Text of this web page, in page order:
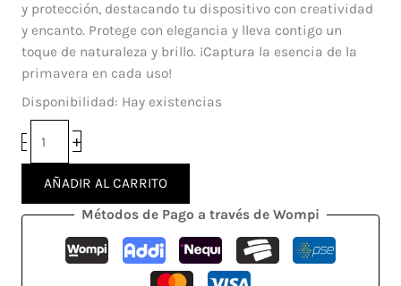
y protección, destacando tu dispositivo con creatividad
y encanto. Protege con elegancia y lleva contigo un
toque de naturaleza y brillo. ¡Captura la esencia de la
primavera en cada uso!
Disponibilidad: Hay existencias
- +
AÑADIR AL CARRITO
Métodos de Pago a través de Wompi